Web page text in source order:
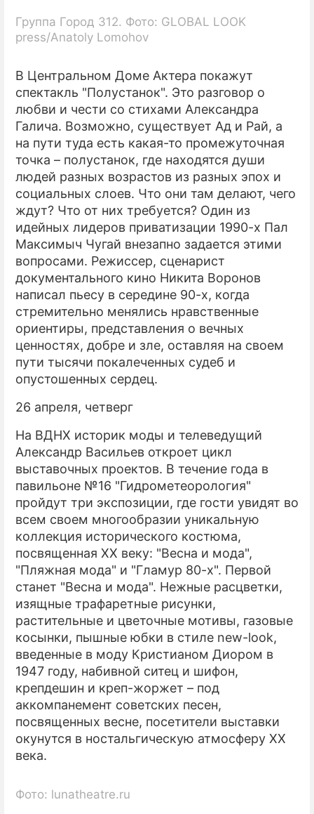
Группа Город 312. Фото: GLOBAL LOOK
press/Anatoly Lomohov
В Центральном Доме Актера покажут
спектакль "Полустанок". Это разговор о
любви и чести со стихами Александра
Галича. Возможно, существует Ад и Рай, а
на пути туда есть какая-то промежуточная
точка – полустанок, где находятся души
людей разных возрастов из разных эпох и
социальных слоев. Что они там делают, чего
ждут? Что от них требуется? Один из
идейных лидеров приватизации 1990-х Пал
Максимыч Чугай внезапно задается этими
вопросами. Режиссер, сценарист
документального кино Никита Воронов
написал пьесу в середине 90-х, когда
стремительно менялись нравственные
ориентиры, представления о вечных
ценностях, добре и зле, оставляя на своем
пути тысячи покалеченных судеб и
опустошенных сердец.
26 апреля, четверг
На ВДНХ историк моды и телеведущий
Александр Васильев откроет цикл
выставочных проектов. В течение года в
павильоне №16 "Гидрометеорология"
пройдут три экспозиции, где гости увидят во
всем своем многообразии уникальную
коллекция исторического костюма,
посвященная ХХ веку: "Весна и мода",
"Пляжная мода" и "Гламур 80-х". Первой
станет "Весна и мода". Нежные расцветки,
изящные трафаретные рисунки,
растительные и цветочные мотивы, газовые
косынки, пышные юбки в стиле new-look,
введенные в моду Кристианом Диором в
1947 году, набивной ситец и шифон,
крепдешин и креп-жоржет – под
аккомпанемент советских песен,
посвященных весне, посетители выставки
окунутся в ностальгическую атмосферу ХХ
века.
Фото: lunatheatre.ru